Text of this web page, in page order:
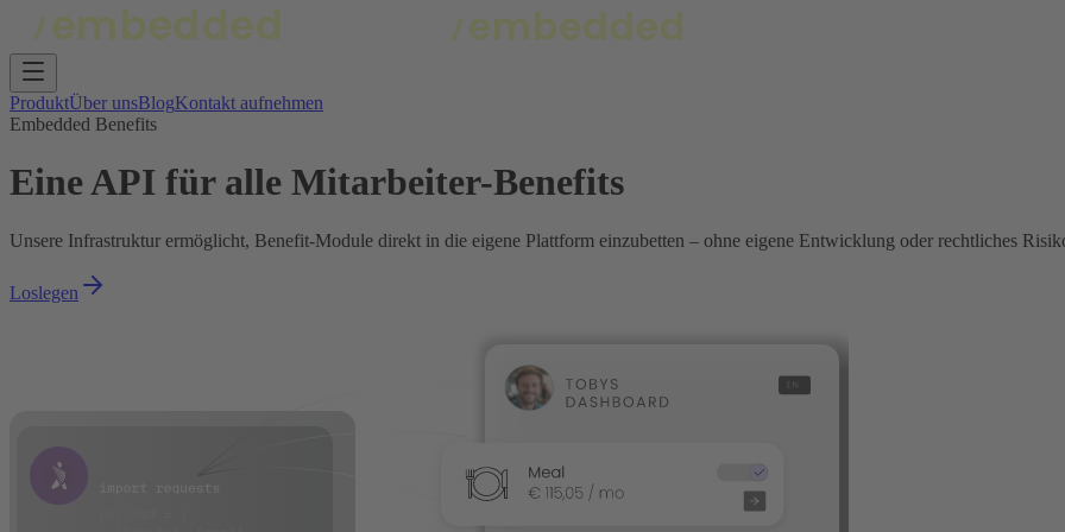
ProduktÜber unsBlogKontakt aufnehmen
Embedded Benefits
Eine API für alle Mitarbeiter-Benefits
Unsere Infrastruktur ermöglicht, Benefit-Module direkt in die eigene Plattform einzubetten – ohne eigene Entwicklung oder rechtliches
Loslegen